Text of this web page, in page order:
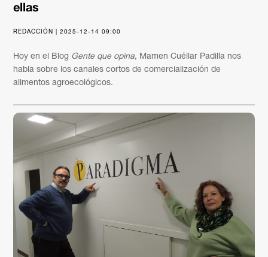
ellas
REDACCIÓN | 2025-12-14 09:00
Hoy en el Blog Gente que opina, Mamen Cuéllar Padilla nos
habla sobre los canales cortos de comercialización de
alimentos agroecológicos.